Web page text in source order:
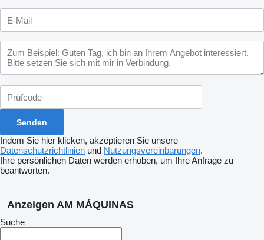
Indem Sie hier klicken, akzeptieren Sie unsere
Datenschutzrichtlinien und Nutzungsvereinbarungen.
Ihre persönlichen Daten werden erhoben, um Ihre Anfrage zu
beantworten.
Anzeigen AM MÁQUINAS
Suche